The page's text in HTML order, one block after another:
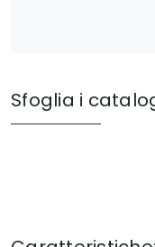
Sfoglia i